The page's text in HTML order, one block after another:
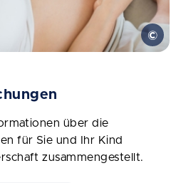
über die
für Sie und Ihr Kind
zusammengestellt.